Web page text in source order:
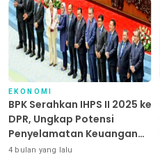
EKONOMI
BPK Serahkan IHPS II 2025 ke
DPR, Ungkap Potensi
Penyelamatan Keuangan
Negara Puluhan Triliun
4 bulan yang lalu